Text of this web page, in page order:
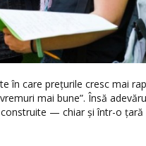
în care prețurile cresc mai
mai bune”. Însă
— chiar și într-o